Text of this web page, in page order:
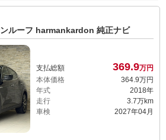
ルーフ harmankardon 純正ナビ
支払総額 369.9万円
本体価格
364.9万円
年式
2018年
走行
3.7万km
車検
2027年04月